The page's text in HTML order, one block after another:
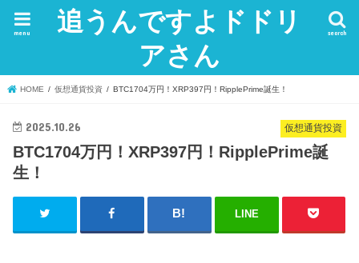
追うんですよドドリ
アさん
search
menu
HOME 仮想通貨投資 BTC1704万円！XRP397円！RipplePrime誕生！
仮想通貨投資
2025.10.26
BTC1704万円！XRP397円！RipplePrime誕
生！
LINE